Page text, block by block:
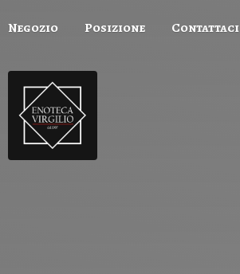
Negozio Posizione Contattaci